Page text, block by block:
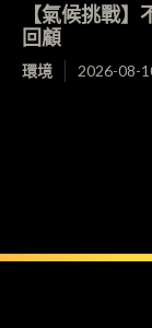
【氣候挑戰】
回顧
環境 2026-08-